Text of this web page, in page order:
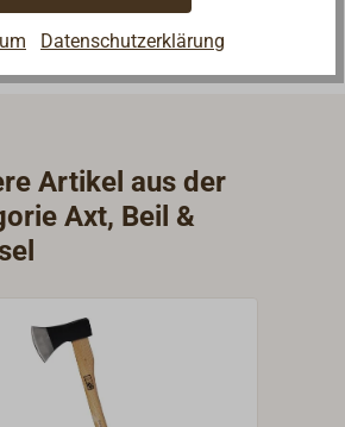
Artikel aus der
Axt, Beil &
Datenschutzerklärung